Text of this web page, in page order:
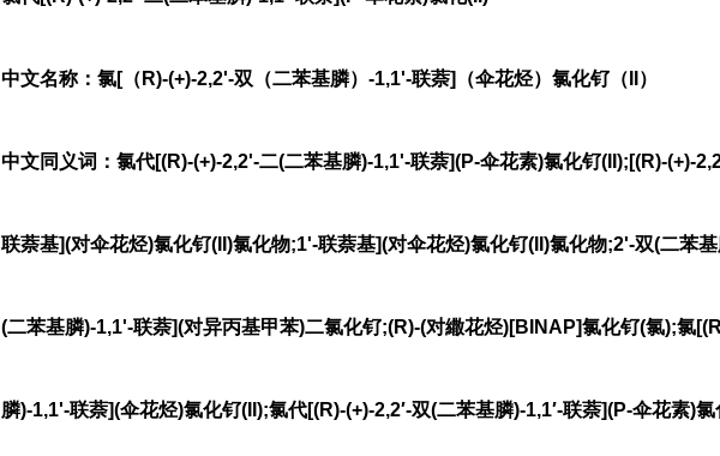
中文名称：氯[（R)-(+)-2,2'-双（二苯基膦）-1,1'-联萘]（伞花烃）氯化钌（II）
中文同义词：氯代[(R)-(+)-2,2'-二(二苯基膦)-1,1'-联萘](P-伞花素)氯化钌(II);[(R)-(+)-
联萘基](对伞花烃)氯化钌(II)氯化物;1'-联萘基](对伞花烃)氯化钌(II)氯化物;2'-双(二苯
(二苯基膦)-1,1'-联萘](对异丙基甲苯)二氯化钌;(R)-(对繖花烃)[BINAP]氯化钌(氯);氯
膦)-1,1'-联萘](伞花烃)氯化钌(II);氯代[(R)-(+)-2,2′-双(二苯基膦)-1,1′-联萘](P-伞花素)氯